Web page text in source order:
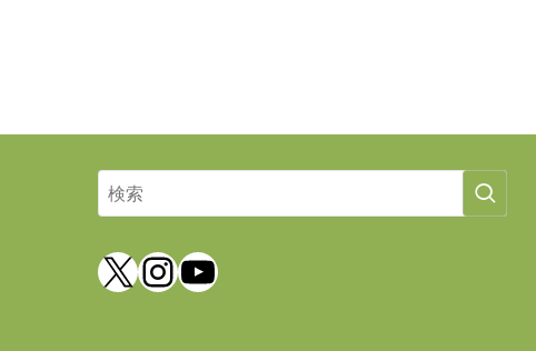
X Instagram
YouTube